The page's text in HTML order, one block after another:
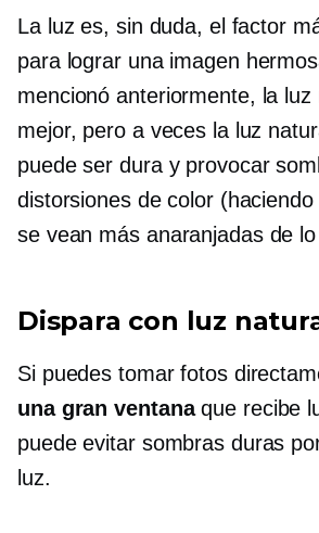
La luz es, sin duda, el factor
para lograr una imagen
mencionó anteriormente, la luz
mejor, pero a veces la luz
puede ser dura y provocar
distorsiones de color
se vean más anaranjadas de
Dispara con luz
Si puedes tomar fotos
una gran ventanaque recibe
puede evitar sombras duras
luz.